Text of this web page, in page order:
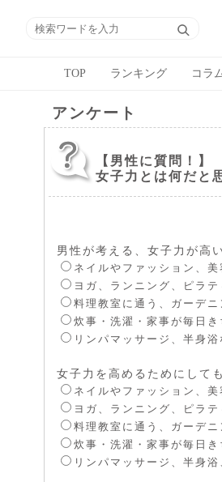
TOP ランキング コラ
アンケート
【男性に質問！】
女子力とは何だと
男性が考える、女子力が高
ネイルやファッション、
ヨガ、ランニング、ピラ
料理教室に通う、ガーデ
炊事・洗濯・家事が毎日き
リンパマッサージ、半身
女子力を高めるためにして
ネイルやファッション、美
ヨガ、ランニング、ピラ
料理教室に通う、ガーデ
炊事・洗濯・家事が毎日
リンパマッサージ、半身